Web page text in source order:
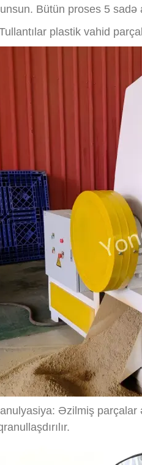
Bütün proses 5 sadə
Tullantılar plastik vahid
Əzilmiş parçalar